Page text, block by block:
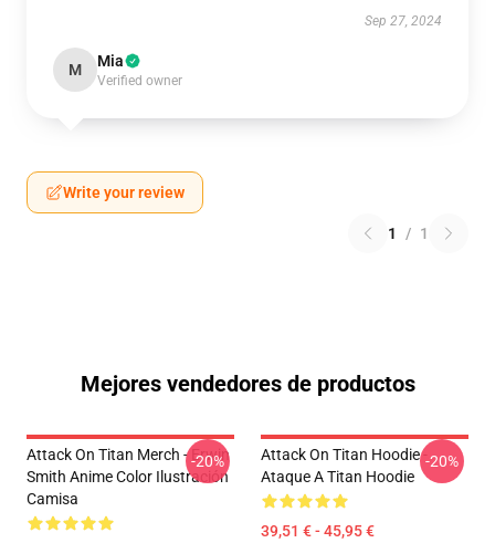
Sep 27, 2024
M Mia
Verified owner
Write your review
1 / 1
Mejores vendedores de productos
Attack On Titan Merch - Erwin
Smith Anime Color Ilustración
Camisa
-20%
Attack On Titan Hoodie -
Ataque A Titan Hoodie
39,51 € - 45,95 €
-20%